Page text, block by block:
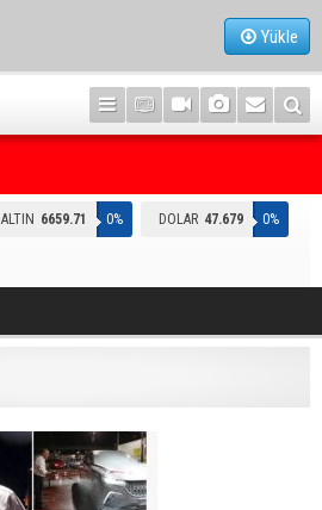
Yükle
ALTIN 6659.71 0% DOLAR 47.679 0%